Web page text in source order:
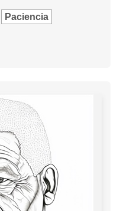
Paciencia